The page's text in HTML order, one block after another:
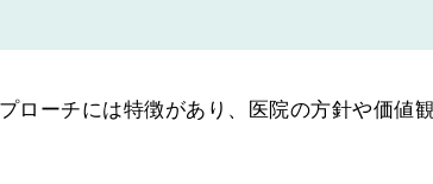
ーチには特徴があり、医院の方針や価値